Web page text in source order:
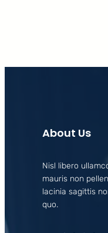
About Us
Nisl libero
mauris non
lacinia sagittis
quo.